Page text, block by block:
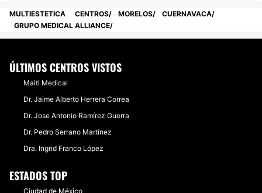
MULTIESTETICA CENTROS MORELOS
CUERNAVACA
GRUPO MEDICAL ALLIANCE
ÚLTIMOS CENTROS VISTOS
Maiti Medical
​Dr. Jaime Alberto Herrera Correa
Dr. Jose Antonio Ramírez Guerra
​Dr. Pedro Serrano Martínez
​Dra. Ingrid Franco López
ESTADOS TOP
Ciudad de México